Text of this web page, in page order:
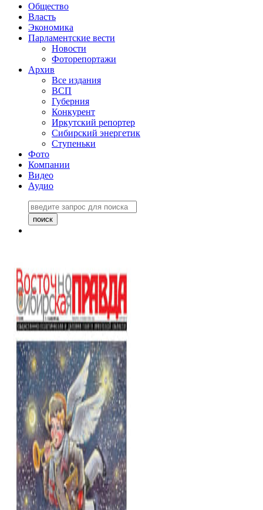
Общество
Власть
Экономика
Парламентские вести
Новости
Фоторепортажи
Архив
Все издания
ВСП
Губерния
Конкурент
Иркутский репортер
Сибирский энергетик
Ступеньки
Фото
Компании
Видео
Аудио